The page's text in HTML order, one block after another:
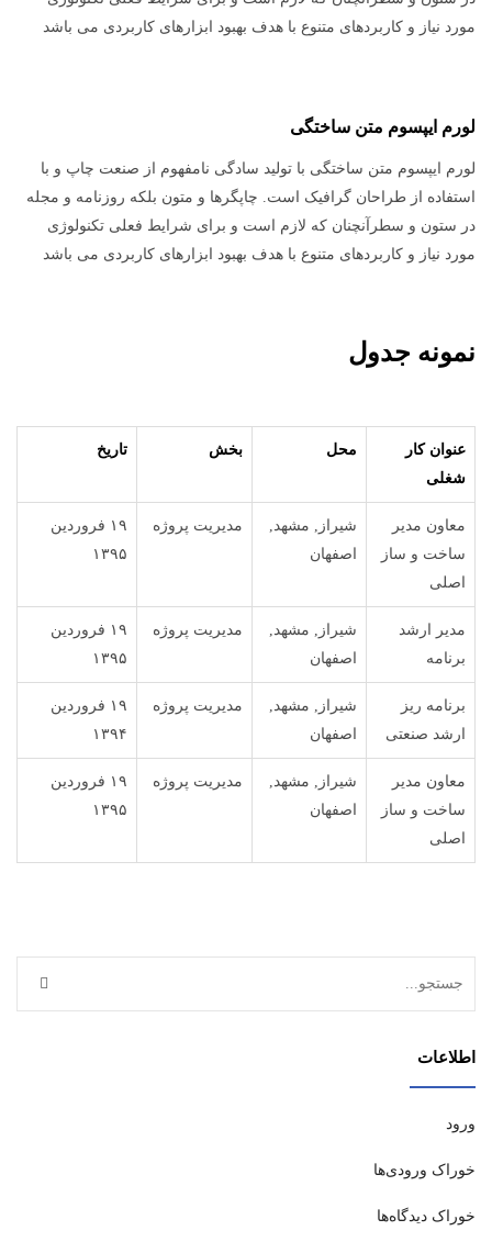
مورد نیاز و کاربردهای متنوع با هدف بهبود ابزارهای کاربردی می باشد
لورم ایپسوم متن ساختگی
لورم ایپسوم متن ساختگی با تولید سادگی نامفهوم از صنعت چاپ و با
استفاده از طراحان گرافیک است. چاپگرها و متون بلکه روزنامه و مجله
در ستون و سطرآنچنان که لازم است و برای شرایط فعلی تکنولوژی
مورد نیاز و کاربردهای متنوع با هدف بهبود ابزارهای کاربردی می باشد
نمونه جدول
عنوان کار
شغلی
محل بخش تاریخ
معاون مدیر
ساخت و ساز
اصلی
شیراز, مشهد,
اصفهان
مدیریت پروژه
۱۹ فروردین
۱۳۹۵
مدیر ارشد
برنامه
شیراز, مشهد,
اصفهان
مدیریت پروژه
۱۹ فروردین
۱۳۹۵
برنامه ریز
ارشد صنعتی
شیراز, مشهد,
اصفهان
مدیریت پروژه
۱۹ فروردین
۱۳۹۴
معاون مدیر
ساخت و ساز
اصلی
شیراز, مشهد,
اصفهان
مدیریت پروژه
۱۹ فروردین
۱۳۹۵
اطلاعات
ورود
خوراک ورودی‌ها
خوراک دیدگاه‌ها